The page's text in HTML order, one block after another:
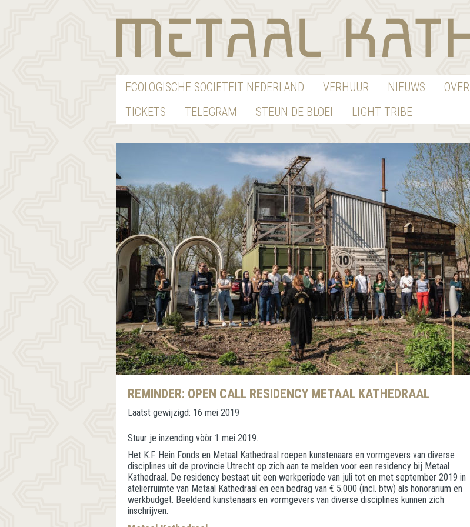
ECOLOGISCHE SOCIËTEIT NEDERLAND VERHUUR NIEUWS OVER
TICKETS
TELEGRAM STEUN DE BLOEI LIGHT TRIBE
REMINDER: OPEN CALL RESIDENCY METAAL KATHEDRAAL
Laatst gewijzigd: 16 mei 2019
Stuur je inzending vòòr 1 mei 2019.
Het K.F. Hein Fonds en Metaal Kathedraal roepen kunstenaars en vormgevers van diverse
disciplines uit de provincie Utrecht op zich aan te melden voor een residency bij Metaal
Kathedraal. De residency bestaat uit een werkperiode van juli tot en met september 2019 in
atelierruimte van Metaal Kathedraal en een bedrag van € 5.000 (incl. btw) als honorarium en
werkbudget. Beeldend kunstenaars en vormgevers van diverse disciplines kunnen zich
inschrijven.